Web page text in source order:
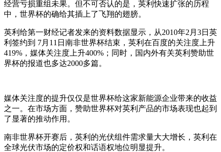
经营亏损重组未果。但不可否认的是，英利快速扩张的历程
中，世界杯的确给其插上了飞翔的翅膀。
英利给第一财经记者发来的资料数据显示，从2010年2月3日英
利签约到 7月11日南非世界杯结束，英利在百度的关注度上升
419%，媒体关注度上升400%；同时，国内外有关英利赞助世
界杯的报道也多达2000多篇。
媒体关注度的提升仅仅是世界杯给这家新能源企业带来的收益
之一。在市场方面，赞助世界杯对英利产品的市场表现也起到
了显著的推动作用。
南非世界杯开赛后，英利的光伏组件需求量大大增长，英利在
全球光伏市场的定价权和话语权地位明显提升。